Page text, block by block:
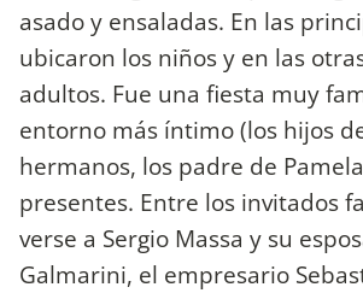
asado y ensaladas. En las
ubicaron los niños y en las
adultos. Fue una fiesta muy
entorno más íntimo (los hijos
hermanos, los padre de
presentes. Entre los invitados
verse a Sergio Massa y su
Galmarini, el empresario